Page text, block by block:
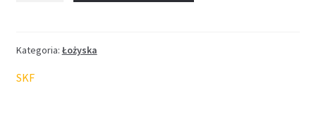
Kategoria: Łożyska
SKF